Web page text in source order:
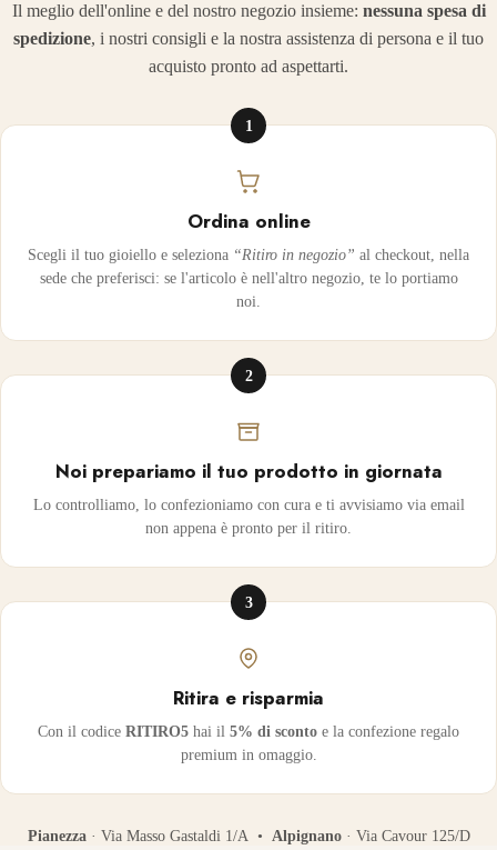
Il meglio dell'online e del nostro negozio insieme: nessuna spesa di
spedizione, i nostri consigli e la nostra assistenza di persona e il tuo
acquisto pronto ad aspettarti.
1
Ordina online
Scegli il tuo gioiello e seleziona “Ritiro in negozio” al checkout, nella
sede che preferisci: se l'articolo è nell'altro negozio, te lo portiamo
noi.
2
Noi prepariamo il tuo prodotto in giornata
Lo controlliamo, lo confezioniamo con cura e ti avvisiamo via email
non appena è pronto per il ritiro.
3
Ritira e risparmia
Con il codice RITIRO5 hai il 5% di sconto e la confezione regalo
premium in omaggio.
Pianezza· Via Masso Gastaldi 1/A • Alpignano· Via Cavour 125/D